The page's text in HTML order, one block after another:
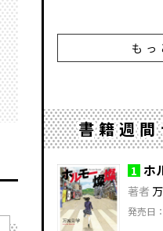
もっ
書籍週
1 ホ
著者
発売日